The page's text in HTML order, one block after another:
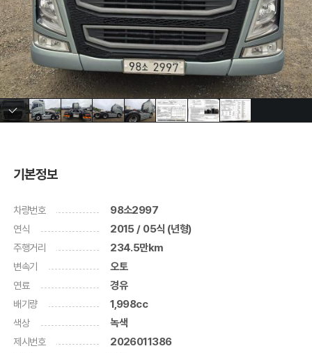
기본정보
차량번호 98소2997
연식 2015 / 05식 (년형)
주행거리 234.5만km
변속기 오토
연료 경유
배기량 1,998cc
색상 녹색
제시번호 2026011386